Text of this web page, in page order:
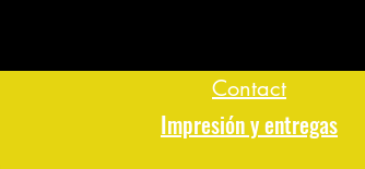
Contact
Impresión y entregas